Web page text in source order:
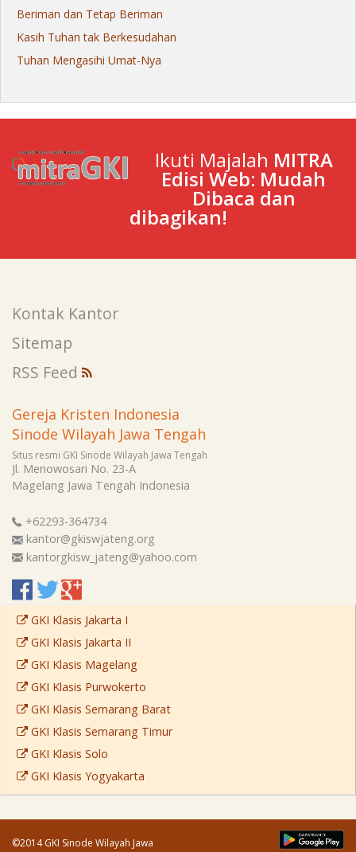
Beriman dan Tetap Beriman
Kasih Tuhan tak Berkesudahan
Tuhan Mengasihi Umat-Nya
Ikuti Majalah MITRA
Edisi Web: Mudah
Dibaca dan
dibagikan!
Kontak Kantor
Sitemap
RSS Feed
Gereja Kristen Indonesia
Sinode Wilayah Jawa Tengah
Situs resmi GKI Sinode Wilayah Jawa Tengah
Jl. Menowosari No. 23-A
Magelang Jawa Tengah Indonesia
+62293-364734
kantor@gkiswjateng.org
kantorgkisw_jateng@yahoo.com
GKI Klasis Jakarta I
GKI Klasis Jakarta II
GKI Klasis Magelang
GKI Klasis Purwokerto
GKI Klasis Semarang Barat
GKI Klasis Semarang Timur
GKI Klasis Solo
GKI Klasis Yogyakarta
©2014 GKI Sinode Wilayah Jawa